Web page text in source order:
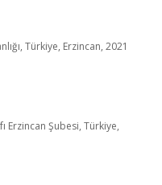
Türkiye, Erzincan, 2021
Erzincan Şubesi, Türkiye,